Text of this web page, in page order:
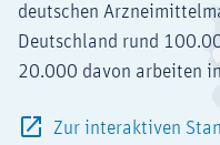
deutschen
Deutschland rund
20.000 davon arbeiten
Zur interaktiven